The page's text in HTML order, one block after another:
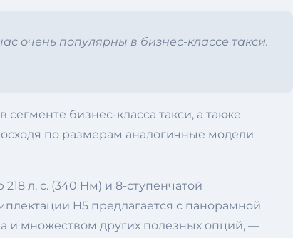
очень популярны в бизнес-классе такси.
бизнес-класса такси, а также
по размерам аналогичные модели
л. с. (340 Нм) и 8-ступенчатой
H5 предлагается с панорамной
и множеством других полезных опций, —